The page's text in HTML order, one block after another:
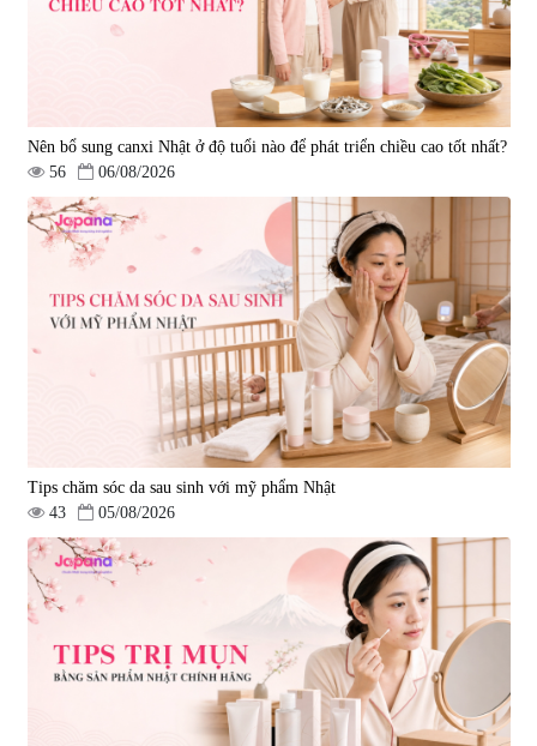
Nên bổ sung canxi Nhật ở độ tuổi nào để phát triển chiều cao tốt nhất?
56
06/08/2026
Tips chăm sóc da sau sinh với mỹ phẩm Nhật
43
05/08/2026